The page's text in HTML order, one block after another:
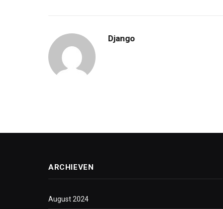
Django
ARCHIEVEN
August 2024